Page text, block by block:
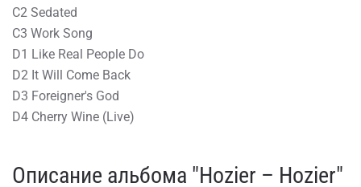
C2 Sedated
C3 Work Song
D1 Like Real People Do
D2 It Will Come Back
D3 Foreigner's God
D4 Cherry Wine (Live) ⠀
Описание альбома "Hozier – Hozier"